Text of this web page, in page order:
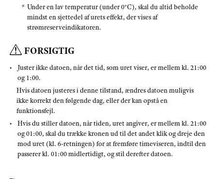
Under en lav temperatur (under 0°C), skal du altid beholde
mindst en sjettedel af urets effekt, der vises af
strømreserveindikatoren.
FORSIGTIG
Juster ikke datoen, når det tid, som uret viser, er mellem kl. 21:00
og 1:00.
Hvis datoen justeres i denne tilstand, ændres datoen muligvis
ikke korrekt den følgende dag, eller der kan opstå en
funktionsfejl.
Hvis du stiller datoen, når tiden, uret angiver, er mellem kl. 21:00
og 01:00, skal du trække kronen ud til det andet klik og dreje den
mod uret (kl. 6-retningen) for at fremføre timeviseren, indtil den
passerer kl. 01:00 midlertidigt, og stil derefter datoen.